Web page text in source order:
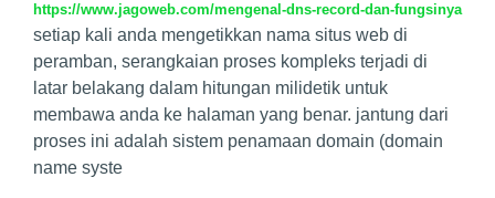
https://www.jagoweb.com/mengenal-dns-record-dan-fungsinya
setiap kali anda mengetikkan nama situs web di
peramban, serangkaian proses kompleks terjadi di
latar belakang dalam hitungan milidetik untuk
membawa anda ke halaman yang benar. jantung dari
proses ini adalah sistem penamaan domain (domain
name syste